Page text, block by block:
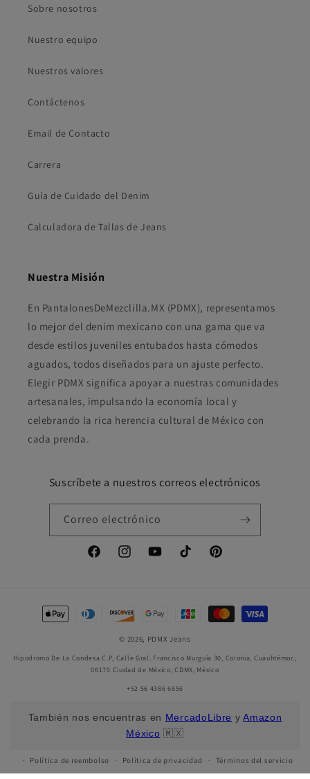
Sobre nosotros
Nuestro equipo
Nuestros valores
Contáctenos
Email de Contacto
Carrera
Guía de Cuidado del Denim
Calculadora de Tallas de Jeans
Nuestra Misión
En PantalonesDeMezclilla.MX (PDMX), representamos
lo mejor del denim mexicano con una gama que va
desde estilos juveniles entubados hasta cómodos
aguados, todos diseñados para un ajuste perfecto.
Elegir PDMX significa apoyar a nuestras comunidades
artesanales, impulsando la economía local y
celebrando la rica herencia cultural de México con
cada prenda.
Suscríbete a nuestros correos electrónicos
Correo electrónico
FacebookInstagramYouTubeTikTok Pinterest
Formas
de
© 2026, PDMX Jeans
Hipodromo De La Condesa C.P, Calle Gral. Francisco Murguía 30, Colonia, Cuauhtémoc,
06170 Ciudad de México, CDMX, México
+52 56 4386 6656
También nos encuentras en MercadoLibre yAmazon
México 🇲🇽
Política de reembolso Política de privacidad Términos del servicio